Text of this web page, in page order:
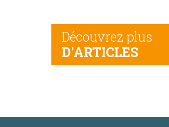
Découvrez plus
D'ARTICLES